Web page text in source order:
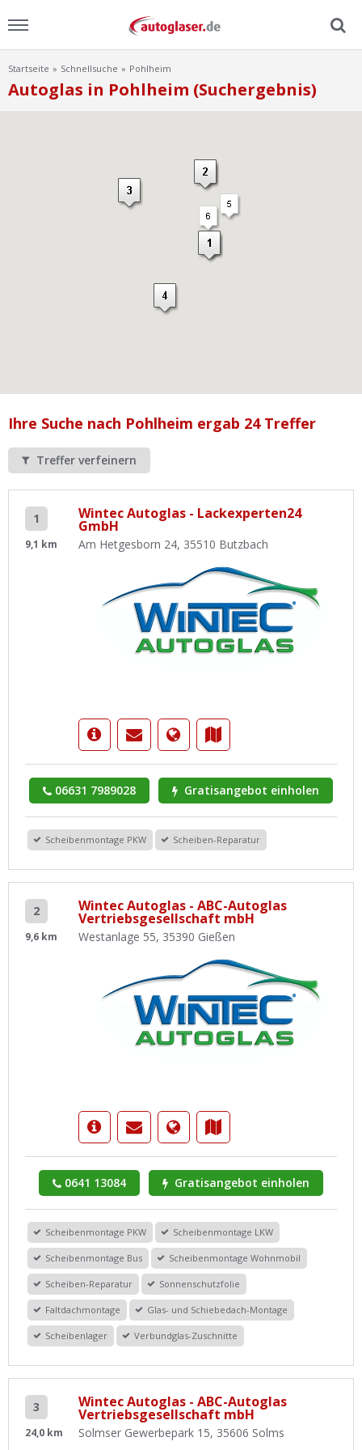
Menu
Home
Werkstatt Login
Startseite Schnellsuche Pohlheim
Autoglas in Pohlheim (Suchergebnis)
Ihre Suche nach Pohlheim ergab 24 Treffer
Treffer verfeinern
1
9,1 km
Wintec Autoglas - Lackexperten24
GmbH
Am Hetgesborn 24, 35510 Butzbach
06631 7989028 Gratisangebot einholen
Scheibenmontage PKW Scheiben-Reparatur
2
9,6 km
Wintec Autoglas - ABC-Autoglas
Vertriebsgesellschaft mbH
Westanlage 55, 35390 Gießen
0641 13084 Gratisangebot einholen
Scheibenmontage PKW Scheibenmontage LKW
Scheibenmontage Bus Scheibenmontage Wohnmobil
Scheiben-Reparatur Sonnenschutzfolie
Faltdachmontage Glas- und Schiebedach-Montage
Scheibenlager Verbundglas-Zuschnitte
3
24,0 km
Wintec Autoglas - ABC-Autoglas
Vertriebsgesellschaft mbH
Solmser Gewerbepark 15, 35606 Solms